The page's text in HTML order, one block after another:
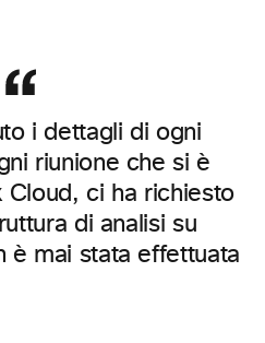
i dettagli di ogni
riunione che si è
Cloud, ci ha richiesto
di analisi su
è mai stata effettuata